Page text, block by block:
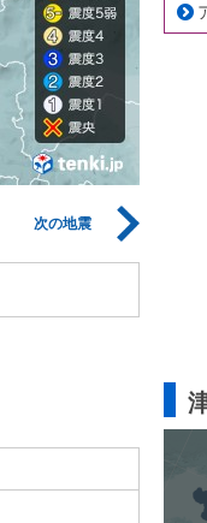
次の地震